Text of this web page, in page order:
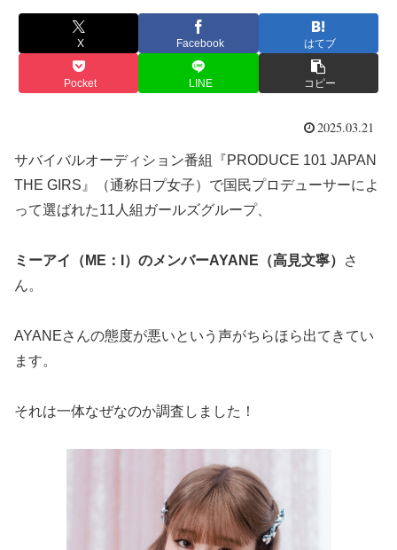
X Facebook はてブ
Pocket LINE コピー
2025.03.21
サバイバルオーディション番組『PRODUCE 101 JAPAN
THE GIRS』（通称日プ女子）で国民プロデューサーによ
って選ばれた11人組ガールズグループ、
ミーアイ（ME：I）のメンバーAYANE（高見文寧）
さ
ん。
AYANEさんの態度が悪いという声がちらほら出てきてい
ます。
それは一体なぜなのか調査しました！